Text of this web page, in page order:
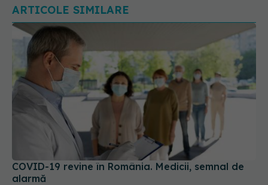
ARTICOLE SIMILARE
COVID-19 revine în România. Medicii, semnal de
alarmă